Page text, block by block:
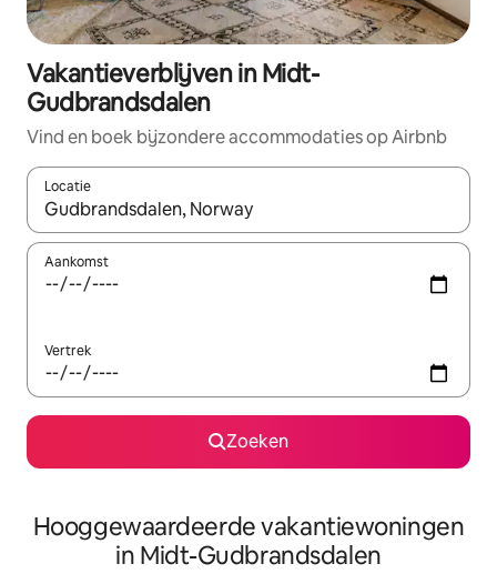
Vakantieverblijven in Midt-
Gudbrandsdalen
Vind en boek bijzondere accommodaties op Airbnb
Locatie
Wanneer er resultaten beschikbaar zijn, maak je een keuze
Aankomst
Vertrek
Zoeken
Hooggewaardeerde vakantiewoningen
in Midt-Gudbrandsdalen